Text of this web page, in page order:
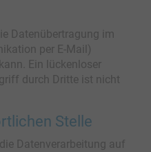
Datenübertragung im
per E-Mail)
Ein lückenloser
durch Dritte ist nicht
Stelle
Datenverarbeitung auf